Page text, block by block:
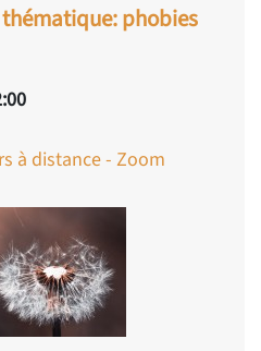
phobies
à distance - Zoom